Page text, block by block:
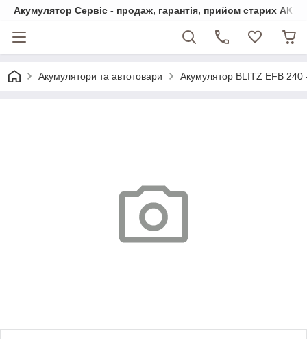
Акумулятор Сервіс - продаж, гарантія, прийом старих АКБ
Акумулятори та автотовари Акумулятор BLITZ EFB